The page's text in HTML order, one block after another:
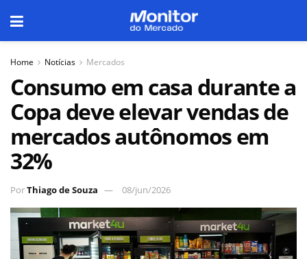
Home Notícias Mercados
Consumo em casa durante a
Copa deve elevar vendas de
mercados autônomos em
32%
PorThiago de Souza 08/jun/2026